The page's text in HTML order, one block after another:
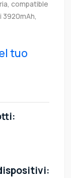
compatible
3920mAh,
tuo